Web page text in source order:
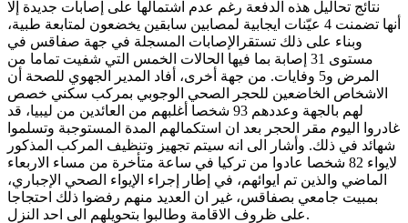
نتائج تحاليل هذه الدفعة رغم عدم اشتمالها على إصابات جديدة إلا
أنها تضمنت 4 عيّنات ايجابية لمصابين سابقين يخضعون لمتابعة طبية،
وبناء على ذلك تستقرالإصابات المسجلة في جهة صفاقس في
مستوى 31 إصابة بما فيها الحالات الخمس التي شفيت تماما من
المرض و5 وفايات. من جهة أخرى، أفاد المدير الجهوي للصحة أن
الاشخاص الخاضعين للحجر الصحي الوجوبي بمركب سكني خصص
لهم بالجهة وعددهم 93 شخصا أغلبهم من العائدين من ليبيا، قد
غادروا اليوم مقر الحجر بعد ان استكمالهم المدة المستوجبة وتسلموا
شهائد في ذلك. وأشار الى انه سيتم تجهيز وتنظيف المركب المذكور
لايواء 82 شخصا عادوا من تركيا في ساعة متأخرة من مساء الاربعاء
الماضي والذين تم ايوائهم، في إطار إجراء الإيواء الصحي الإجباري،
بمبيت جامعي بصفاقس، غير ان العديد منهم رفضوا ذلك احتجاجا
على ظروف الاقامة وطالبوا بتحويلهم الى احد النزل.